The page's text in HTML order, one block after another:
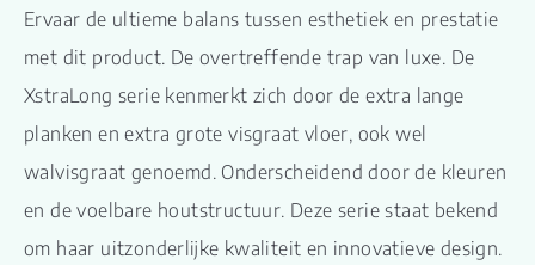
Ervaar de ultieme balans tussen esthetiek en prestatie
met dit product. De overtreffende trap van luxe. De
XstraLong serie kenmerkt zich door de extra lange
planken en extra grote visgraat vloer, ook wel
walvisgraat genoemd. Onderscheidend door de kleuren
en de voelbare houtstructuur. Deze serie staat bekend
om haar uitzonderlijke kwaliteit en innovatieve design.